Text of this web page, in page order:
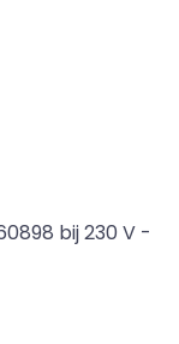
mogelijk)
bij 230 V-